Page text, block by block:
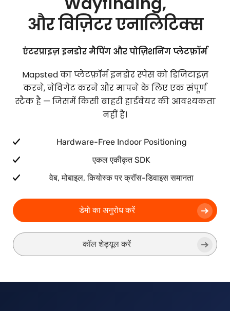
और विज़िटर एनालिटिक्स
एंटरप्राइज़ इनडोर मैपिंग और पोज़िशनिंग प्लेटफ़ॉर्म
Mapsted का प्लेटफ़ॉर्म इनडोर स्पेस को डिजिटाइज़
करने, नेविगेट करने और मापने के लिए एक संपूर्ण
स्टैक है — जिसमें किसी बाहरी हार्डवेयर की आवश्यकता
नहीं है।
Hardware-Free Indoor Positioning
एकल एकीकृत SDK
वेब, मोबाइल, कियोस्क पर क्रॉस-डिवाइस समानता
डेमो का अनुरोध करें
कॉल शेड्यूल करें